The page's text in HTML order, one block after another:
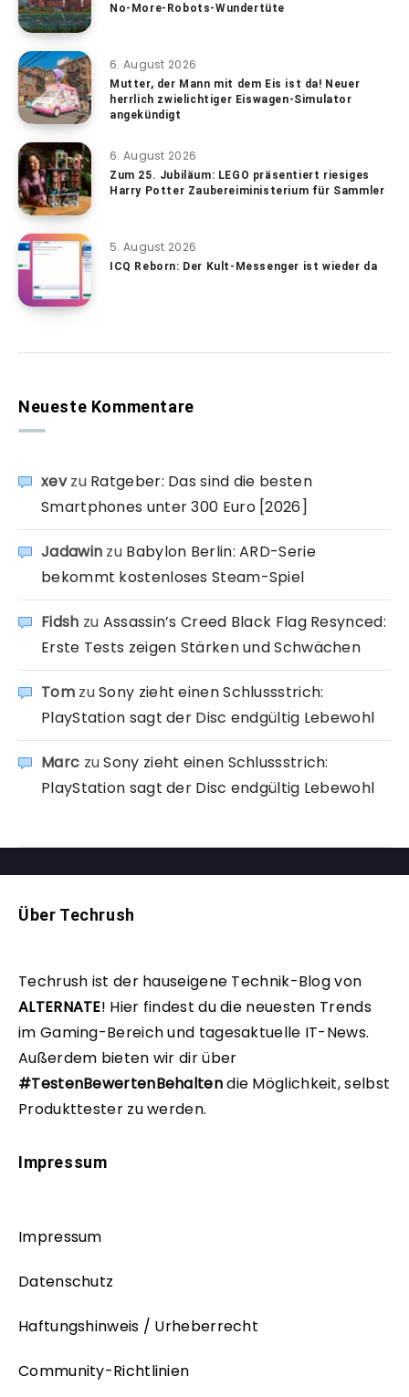
No-More-Robots-Wundertüte
6. August 2026
Mutter, der Mann mit dem Eis ist da! Neuer
herrlich zwielichtiger Eiswagen-Simulator
angekündigt
6. August 2026
Zum 25. Jubiläum: LEGO präsentiert riesiges
Harry Potter Zaubereiministerium für Sammler
5. August 2026
ICQ Reborn: Der Kult-Messenger ist wieder da
Neueste Kommentare
xevzu Ratgeber: Das sind die besten
Smartphones unter 300 Euro [2026]
Jadawin zu Babylon Berlin: ARD-Serie
bekommt kostenloses Steam-Spiel
Fidsh zu Assassin’s Creed Black Flag Resynced:
Erste Tests zeigen Stärken und Schwächen
TomzuSony zieht einen Schlussstrich:
PlayStation sagt der Disc endgültig Lebewohl
Marc zuSony zieht einen Schlussstrich:
PlayStation sagt der Disc endgültig Lebewohl
Über Techrush
Techrush ist der hauseigene Technik-Blog von
ALTERNATE! Hier findest du die neuesten Trends
im Gaming-Bereich und tagesaktuelle IT-News.
Außerdem bieten wir dir über
#TestenBewertenBehaltendie Möglichkeit, selbst
Produkttester zu werden.
Impressum
Impressum
Datenschutz
Haftungshinweis / Urheberrecht
Community-Richtlinien